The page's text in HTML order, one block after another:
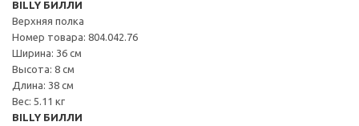
BILLY БИЛЛИ
Верхняя полка
Номер товара: 804.042.76
Ширина: 36 см
Высота: 8 см
Длина: 38 см
Вес: 5.11 кг
BILLY БИЛЛИ